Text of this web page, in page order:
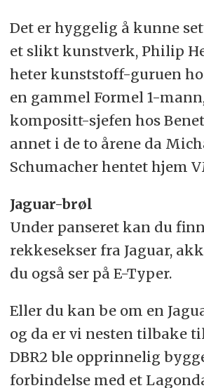
Det er hyggelig å kunne
et slikt kunstverk, Philip
heter kunststoff-guruen
en gammel Formel 1-
kompositt-sjefen hos
annet i de to årene da
Schumacher hentet hjem
Jaguar-brøl
Under panseret kan du
rekkesekser fra Jaguar,
du også ser på E-Typer.
Eller du kan be om en
og da er vi nesten tilbake
DBR2 ble opprinnelig
forbindelse med et